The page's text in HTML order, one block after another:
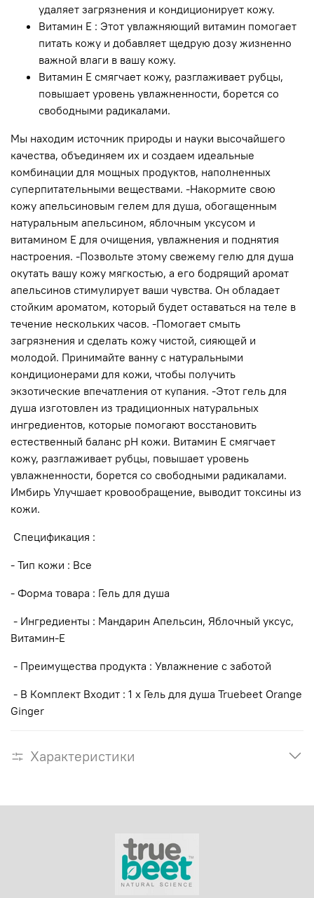
удаляет загрязнения и кондиционирует кожу.
Витамин Е : Этот увлажняющий витамин помогает
питать кожу и добавляет щедрую дозу жизненно
важной влаги в вашу кожу.
Витамин Е смягчает кожу, разглаживает рубцы,
повышает уровень увлажненности, борется со
свободными радикалами.
Мы находим источник природы и науки высочайшего
качества, объединяем их и создаем идеальные
комбинации для мощных продуктов, наполненных
суперпитательными веществами. -Накормите свою
кожу апельсиновым гелем для душа, обогащенным
натуральным апельсином, яблочным уксусом и
витамином Е для очищения, увлажнения и поднятия
настроения. -Позвольте этому свежему гелю для душа
окутать вашу кожу мягкостью, а его бодрящий аромат
апельсинов стимулирует ваши чувства. Он обладает
стойким ароматом, который будет оставаться на теле в
течение нескольких часов. -Помогает смыть
загрязнения и сделать кожу чистой, сияющей и
молодой. Принимайте ванну с натуральными
кондиционерами для кожи, чтобы получить
экзотические впечатления от купания. -Этот гель для
душа изготовлен из традиционных натуральных
ингредиентов, которые помогают восстановить
естественный баланс pH кожи. Витамин Е смягчает
кожу, разглаживает рубцы, повышает уровень
увлажненности, борется со свободными радикалами.
Имбирь Улучшает кровообращение, выводит токсины из
кожи.
Спецификация :
- Тип кожи : Все
- Форма товара : Гель для душа
- Ингредиенты : Мандарин Апельсин, Яблочный уксус,
Витамин-Е
- Преимущества продукта : Увлажнение с заботой
- В Комплект Входит : 1 х Гель для душа Truebeet Orange
Ginger
Характеристики